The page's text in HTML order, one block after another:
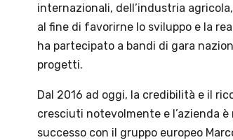
internazionali, dell’industria
al fine di favorirne lo sviluppo e la
ha partecipato a bandi di gara
progetti.
Dal 2016 ad oggi, la credibilità e il
cresciuti notevolmente e l’azienda
successo con il gruppo europeo